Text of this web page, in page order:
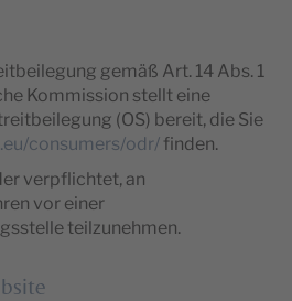
gemäß Art. 14 Abs. 1
Kommission stellt eine
(OS) bereit, die Sie
consumers/odr/ finden.
verpflichtet, an
vor einer
teilzunehmen.